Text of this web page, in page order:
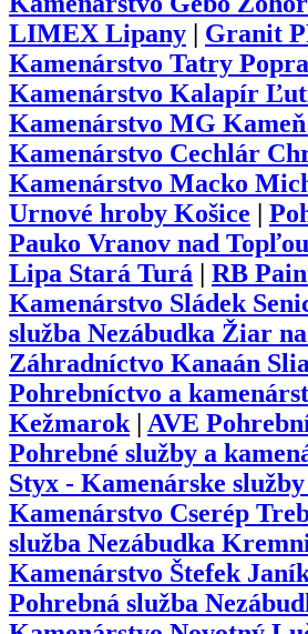
LIMEX Lipany
Granit
Kamenárstvo Tatry
Kamenárstvo Kalapír
Kamenárstvo MG
Kamenárstvo Cechlár
Kamenárstvo Macko
Urnové hroby Košice
Pauko Vranov nad Topľou
Lipa Stará Turá
RB
Kamenárstvo Sládek
služba Nezábudka Žiar
Záhradníctvo Kanaán
Pohrebníctvo a
Kežmarok| AVE
Pohrebné služby a
Styx - Kamenárske
Kamenárstvo Cserép
služba Nezábudka
Kamenárstvo Štefek
Pohrebná služba